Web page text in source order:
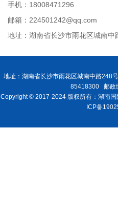
手机：18008471296
邮箱：224501242@qq.com
地址：湖南省长沙市雨花区城南
地址：湖南省长沙市雨花区城南中路248
85418300 邮政
Copyright © 2017-2024 版权所有：湖南
ICP备